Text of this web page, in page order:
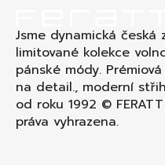
Jsme dynamická
limitované kolekce
pánské módy.
na detail., moderní
od roku 1992 ©
práva vyhrazena.